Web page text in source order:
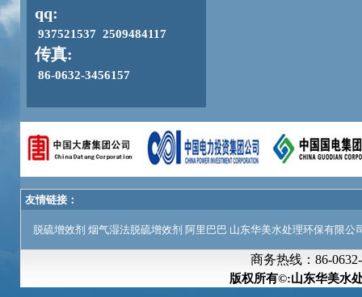
qq:
937521537 2509484117
传真:
86-0632-3456157
友情链接：
脱硫增效剂 烟气湿法脱硫增效剂 阿里巴巴 山东华美水处理环保有限公
商务热线： 86-
版权所有©:山东华美水